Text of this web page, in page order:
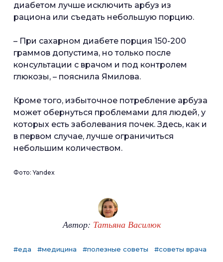
диабетом лучше исключить арбуз из
рациона или съедать небольшую порцию.
– При сахарном диабете порция 150-200
граммов допустима, но только после
консультации с врачом и под контролем
глюкозы, – пояснила Ямилова.
Кроме того, избыточное потребление арбуза
может обернуться проблемами для людей, у
которых есть заболевания почек. Здесь, как и
в первом случае, лучше ограничиться
небольшим количеством.
Фото: Yandex
Автор: Татьяна Василюк
#еда #медицина #полезные советы #советы врача